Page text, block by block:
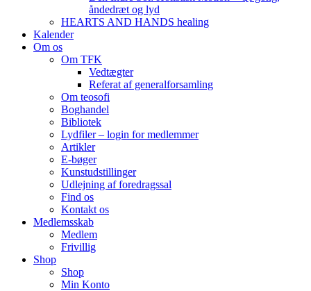
åndedræt og lyd
HEARTS AND HANDS healing
Kalender
Om os
Om TFK
Vedtægter
Referat af generalforsamling
Om teosofi
Boghandel
Bibliotek
Lydfiler – login for medlemmer
Artikler
E-bøger
Kunstudstillinger
Udlejning af foredragssal
Find os
Kontakt os
Medlemsskab
Medlem
Frivillig
Shop
Shop
Min Konto